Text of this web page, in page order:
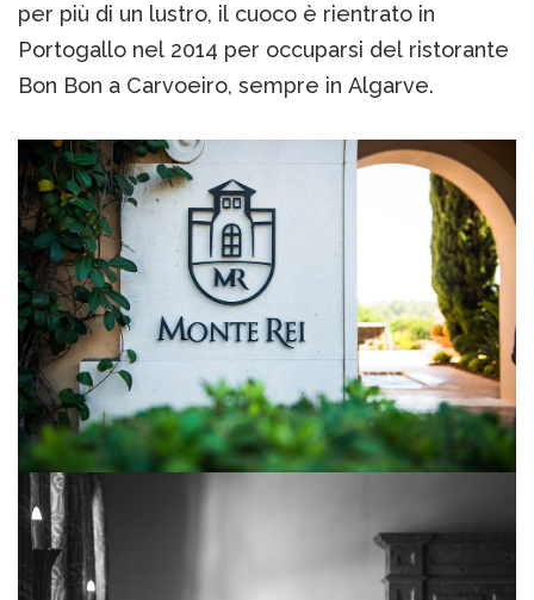
per più di un lustro, il cuoco è rientrato in
Portogallo nel 2014 per occuparsi del ristorante
Bon Bon a Carvoeiro, sempre in Algarve.